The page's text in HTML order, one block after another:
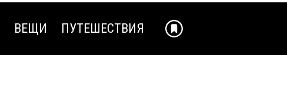
ВЕЩИ ПУТЕШЕСТВИЯ